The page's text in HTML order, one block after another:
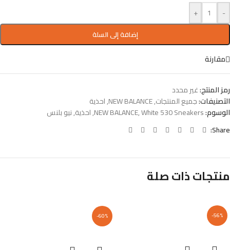
-
+
إضافة إلى السلة
مقارنة
رمز المنتج:غير محدد
التصنيفات:جميع المنتجات,
NEW BALANCE
,احذية
الوسوم:
NEW BALANCE,White 530 Sneakers
,احذية,نيو بلنس
Share:
منتجات ذات صلة
-56%
-60%